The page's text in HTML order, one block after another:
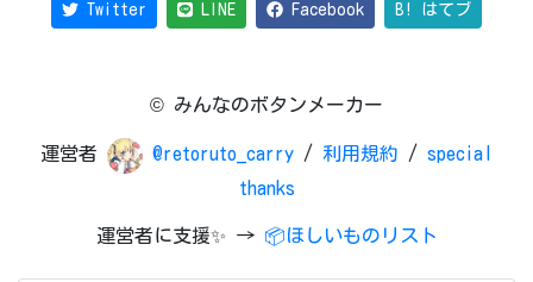
Twitter LINE Facebook B! はてブ
© みんなのボタンメーカー
運営者 @retoruto_carry / 利用規約 / special
thanks
運営者に支援✨ → 📦ほしいものリスト